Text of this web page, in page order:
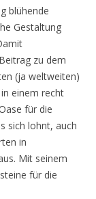
blühende
Gestaltung
zu dem
(ja weltweiten)
einem recht
für die
sich lohnt, auch
in
Mit seinem
für die